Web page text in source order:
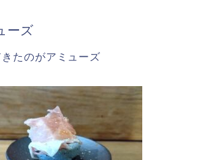
ーズ
きたのがアミューズ